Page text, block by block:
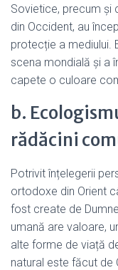
Sovietice, precum și
din Occident, au
protecție a mediului.
scena mondială și a
capete o culoare
b.
rădăcini
Potrivit înțelegerii
ortodoxe din Orient
fost create de
umană are valoare,
alte forme de viață
natural este făcut de